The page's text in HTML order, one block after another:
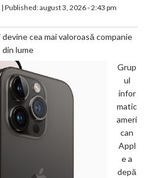
| Published:august 3, 2026 - 2:43 pm
cea mai valoroasă companie
din lume
Grup
ul
infor
matic
ameri
can
Appl
e a
depă